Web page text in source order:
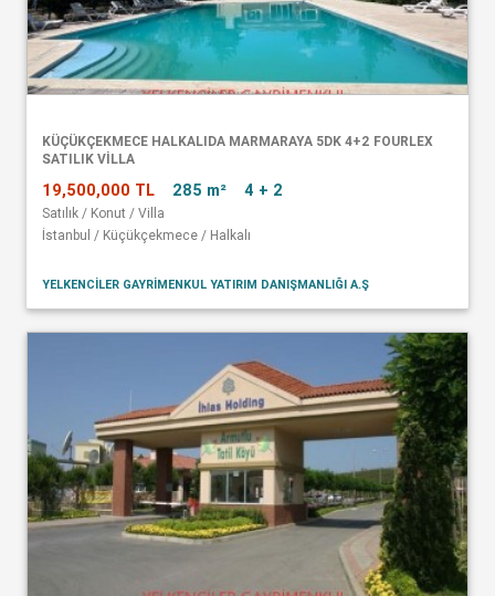
KÜÇÜKÇEKMECE HALKALIDA MARMARAYA 5DK 4+2 FOURLEX
SATILIK VİLLA
19,500,000 TL 285 m² 4 + 2
Satılık / Konut / Villa
İstanbul / Küçükçekmece / Halkalı
YELKENCİLER GAYRİMENKUL YATIRIM DANIŞMANLIĞI A.Ş